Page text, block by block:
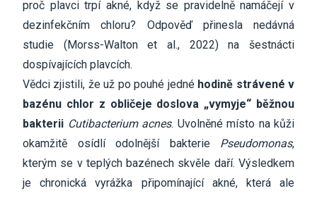
proč plavci trpí akné, když se pravidelně namáčejí v
dezinfekčním chloru? Odpověď přinesla nedávná
studie (Morss-Walton et al., 2022) na šestnácti
dospívajících plavcích.
Vědci zjistili, že už po pouhé jedné hodině strávené v
bazénu chlor z obličeje doslova „vymyje“ běžnou
bakterii Cutibacterium acnes. Uvolněné místo na kůži
okamžitě osídlí odolnější bakterie Pseudomonas,
kterým se v teplých bazénech skvěle daří. Výsledkem
je chronická vyrážka připomínající akné, která ale